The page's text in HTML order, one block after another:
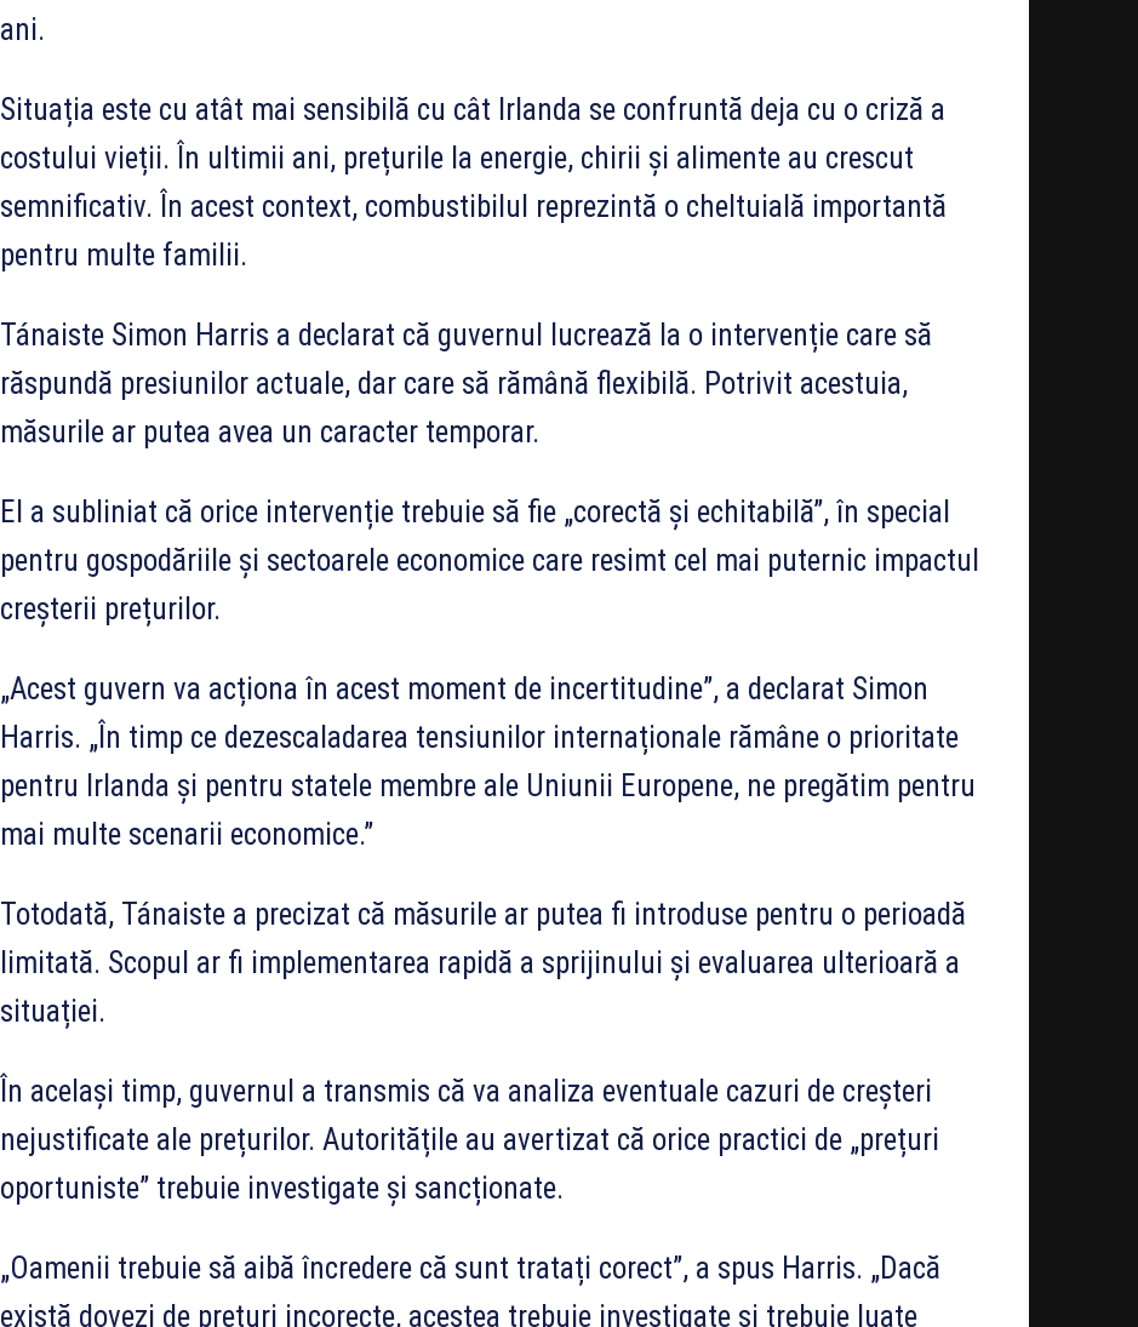
ani.
Situația este cu atât mai sensibilă cu cât Irlanda se confruntă deja cu o criză a
costului vieții. În ultimii ani, prețurile la energie, chirii și alimente au crescut
semnificativ. În acest context, combustibilul reprezintă o cheltuială importantă
pentru multe familii.
Tánaiste Simon Harris a declarat că guvernul lucrează la o intervenție care să
răspundă presiunilor actuale, dar care să rămână flexibilă. Potrivit acestuia,
măsurile ar putea avea un caracter temporar.
El a subliniat că orice intervenție trebuie să fie „corectă și echitabilă”, în special
pentru gospodăriile și sectoarele economice care resimt cel mai puternic impactul
creșterii prețurilor.
„Acest guvern va acționa în acest moment de incertitudine”, a declarat Simon
Harris. „În timp ce dezescaladarea tensiunilor internaționale rămâne o prioritate
pentru Irlanda și pentru statele membre ale Uniunii Europene, ne pregătim pentru
mai multe scenarii economice.”
Totodată, Tánaiste a precizat că măsurile ar putea fi introduse pentru o perioadă
limitată. Scopul ar fi implementarea rapidă a sprijinului și evaluarea ulterioară a
situației.
În același timp, guvernul a transmis că va analiza eventuale cazuri de creșteri
nejustificate ale prețurilor. Autoritățile au avertizat că orice practici de „prețuri
oportuniste” trebuie investigate și sancționate.
„Oamenii trebuie să aibă încredere că sunt tratați corect”, a spus Harris. „Dacă
există dovezi de prețuri incorecte, acestea trebuie investigate și trebuie luate